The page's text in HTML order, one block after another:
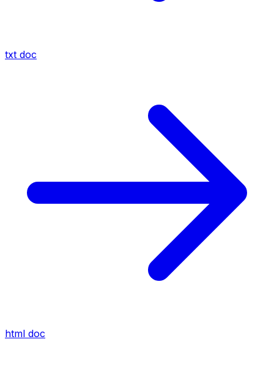
txt doc
html doc